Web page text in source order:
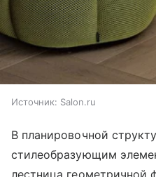
Источник: Salon.ru
В планировочной
стилеобразующим